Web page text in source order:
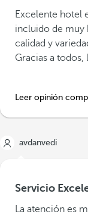
Excelente hotel
incluido de muy
calidad y
Gracias a
Leer opinión
avdanvedi
Servicio
La atención es